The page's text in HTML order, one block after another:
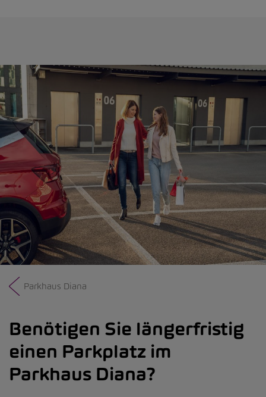
Parkhaus Diana
Benötigen Sie längerfristig
einen Parkplatz im
Parkhaus Diana?